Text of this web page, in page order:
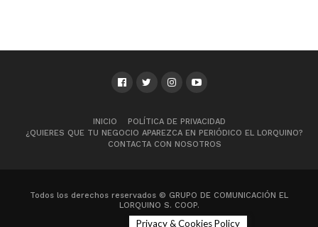
INICIO
POLÍTICA DE PRIVACIDAD
¿QUIERES QUE TU NEGOCIO APAREZCA EN PERIÓDICO EL LORQUINO?
CONTACTA CON NOSOTROS
Todos los derechos reservados © GRUPO DE COMUNICACIÓN EL
LORQUINO S. COOP.
Privacy & Cookies Policy